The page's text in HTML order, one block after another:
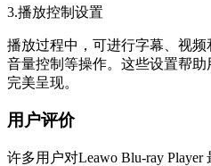
3.播放控制设置
播放过程中，可进行字幕、视频
音量控制等操作。这些设置帮
完美呈现。
用户评价
许多用户对Leawo Blu-ray